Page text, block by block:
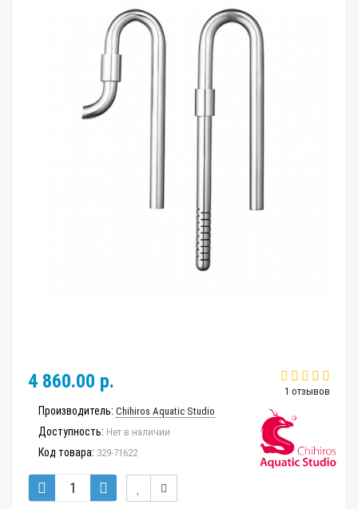
1 отзывов
4 860.00 р.
Производитель: Chihiros Aquatic Studio
Доступность: Нет в наличии
Код товара: 329-71622